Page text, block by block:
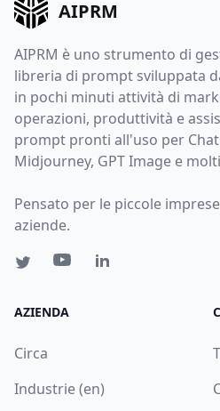
AIPRM
AIPRM è uno strumento di
libreria di prompt sviluppata
in pochi minuti attività di
operazioni, produttività e
prompt pronti all'uso per
Midjourney, GPT Image e
Pensato per le piccole
aziende.
AZIENDA
Circa
Industrie (en)